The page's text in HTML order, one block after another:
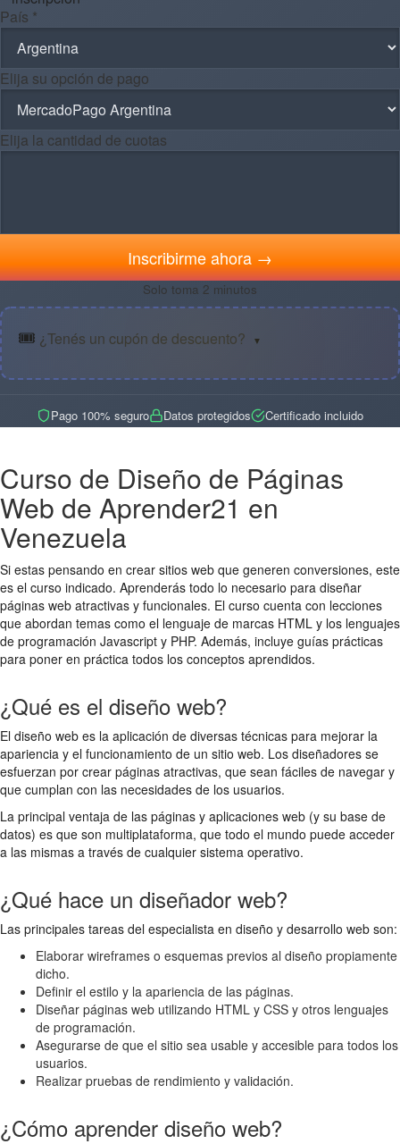
País *
Elija su opción de pago
Elija la cantidad de cuotas
Inscribirme ahora →
Solo toma 2 minutos
🎟️ ¿Tenés un cupón de descuento? ▼
Pago 100% seguro Datos protegidos Certificado incluido
Curso de Diseño de Páginas
Web de Aprender21 en
Venezuela
Si estas pensando en crear sitios web que generen conversiones, este
es el curso indicado. Aprenderás todo lo necesario para diseñar
páginas web atractivas y funcionales. El curso cuenta con lecciones
que abordan temas como el lenguaje de marcas HTML y los lenguajes
de programación Javascript y PHP. Además, incluye guías prácticas
para poner en práctica todos los conceptos aprendidos.
¿Qué es el diseño web?
El diseño web es la aplicación de diversas técnicas para mejorar la
apariencia y el funcionamiento de un sitio web. Los diseñadores se
esfuerzan por crear páginas atractivas, que sean fáciles de navegar y
que cumplan con las necesidades de los usuarios.
La principal ventaja de las páginas y aplicaciones web (y su base de
datos) es que son multiplataforma, que todo el mundo puede acceder
a las mismas a través de cualquier sistema operativo.
¿Qué hace un diseñador web?
Las principales tareas del especialista en diseño y desarrollo web son:
Elaborar wireframes o esquemas previos al diseño propiamente
dicho.
Definir el estilo y la apariencia de las páginas.
Diseñar páginas web utilizando HTML y CSS y otros lenguajes
de programación.
Asegurarse de que el sitio sea usable y accesible para todos los
usuarios.
Realizar pruebas de rendimiento y validación.
¿Cómo aprender diseño web?